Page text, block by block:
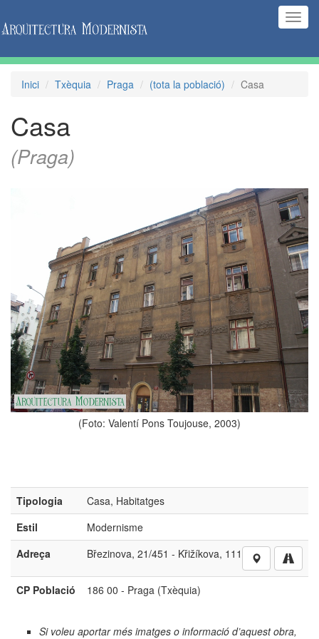
Inici Txèquia Praga (tota la població) Casa
Casa
(Praga)
(Foto: Valentí Pons Toujouse, 2003)
Tipologia
Casa, Habitatges
Estil
Modernisme
Adreça
Březinova, 21/451 - Křižíkova, 111
CP Població 186 00 - Praga (Txèquia)
Si voleu aportar més imatges o informació d’aquest obra,